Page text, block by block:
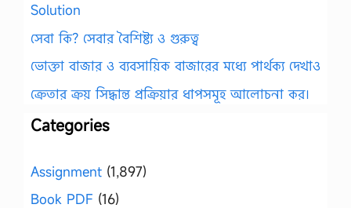
Solution
সেবা কি? সেবার বৈশিষ্ট্য ও গুরুত্ব
ভোক্তা বাজার ও ব্যবসায়িক বাজারের মধ্যে পার্থক্য দেখাও
ক্রেতার ক্রয় সিদ্ধান্ত প্রক্রিয়ার ধাপসমূহ আলোচনা কর।
Categories
Assignment (1,897)
Book PDF (16)